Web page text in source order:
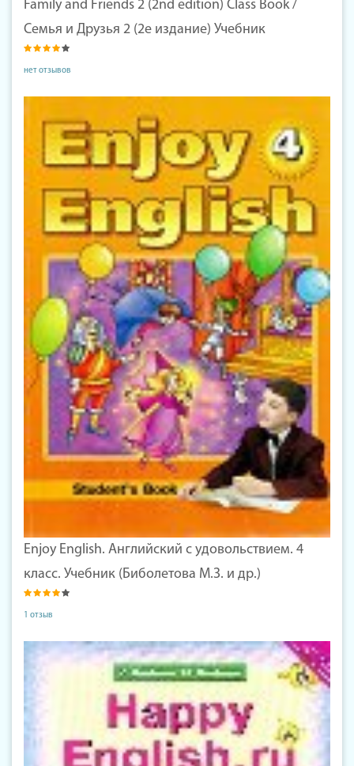
Family and Friends 2 (2nd edition) Class Book /
Семья и Друзья 2 (2е издание) Учебник
нет отзывов
Enjoy English. Английский с удовольствием. 4
класс. Учебник (Биболетова М.З. и др.)
1 отзыв